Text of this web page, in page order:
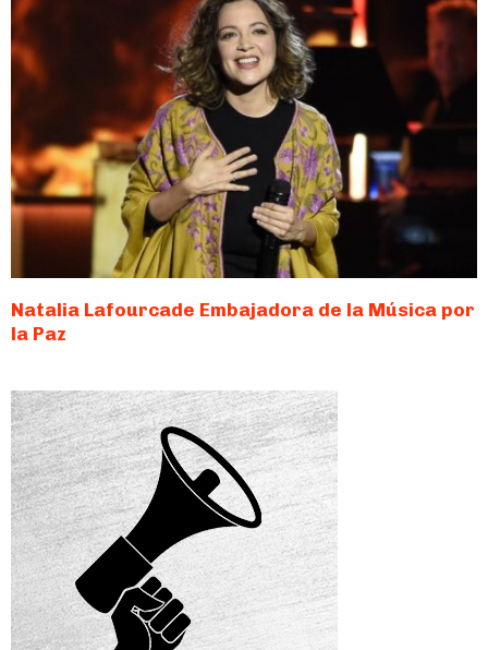
Natalia Lafourcade Embajadora de la Música por
la Paz